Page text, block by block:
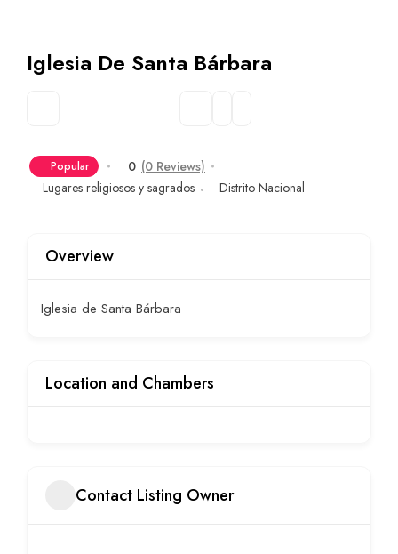
Iglesia De Santa Bárbara
Popular 0 (0 Reviews)
Lugares religiosos y sagrados
Distrito Nacional
Overview
Iglesia de Santa Bárbara
Location and Chambers
Contact Listing Owner